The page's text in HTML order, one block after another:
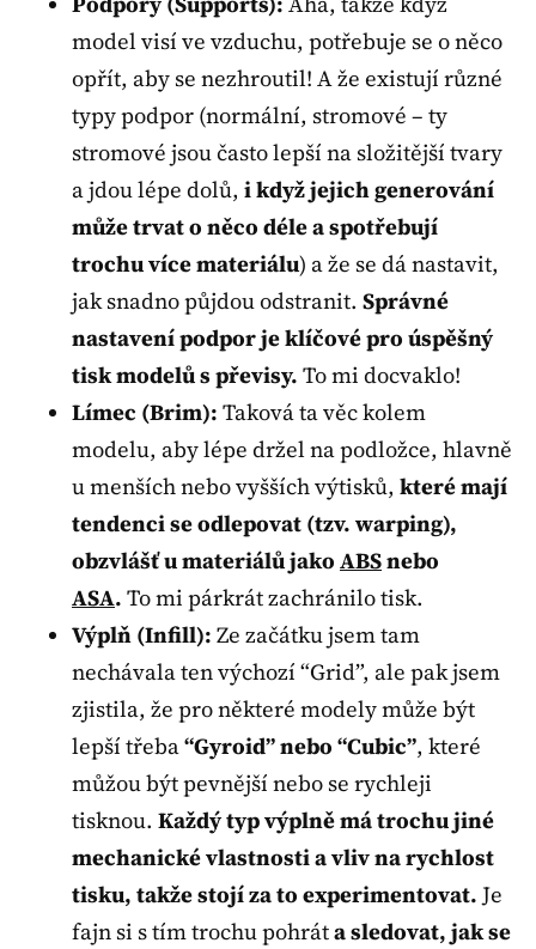
model visí ve vzduchu, potřebuje se o něco
opřít, aby se nezhroutil! A že existují různé
typy podpor (normální, stromové – ty
stromové jsou často lepší na složitější tvary
a jdou lépe dolů, i když jejich generování
může trvat o něco déle a spotřebují
trochu více materiálu) a že se dá nastavit,
jak snadno půjdou odstranit. Správné
nastavení podpor je klíčové pro úspěšný
tisk modelů s převisy. To mi docvaklo!
Límec (Brim): Taková ta věc kolem
modelu, aby lépe držel na podložce, hlavně
u menších nebo vyšších výtisků, které mají
tendenci se odlepovat (tzv. warping),
obzvlášť u materiálů jako ABSnebo
ASA. To mi párkrát zachránilo tisk.
Výplň (Infill): Ze začátku jsem tam
nechávala ten výchozí “Grid”, ale pak jsem
zjistila, že pro některé modely může být
lepší třeba“Gyroid” nebo “Cubic”, které
můžou být pevnější nebo se rychleji
tisknou. Každý typ výplně má trochu jiné
mechanické vlastnosti a vliv na rychlost
tisku, takže stojí za to experimentovat. Je
fajn si s tím trochu pohráta sledovat, jak se